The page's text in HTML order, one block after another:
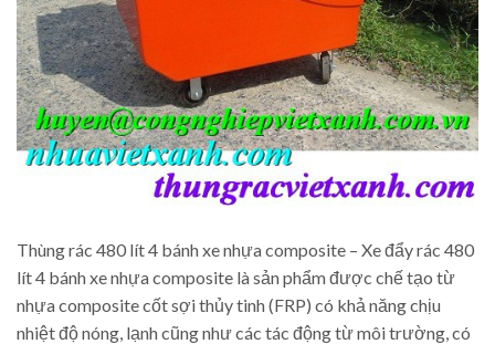
Thùng rác 480 lít 4 bánh xe nhựa composite – Xe đẩy rác 480
lít 4 bánh xe nhựa composite là sản phẩm được chế tạo từ
nhựa composite cốt sợi thủy tinh (FRP) có khả năng chịu
nhiệt độ nóng, lạnh cũng như các tác động từ môi trường, có